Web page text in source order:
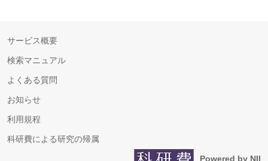
サービス概要
検索マニュアル
よくある質問
お知らせ
利用規程
科研費による研究の帰属
Powered by NII